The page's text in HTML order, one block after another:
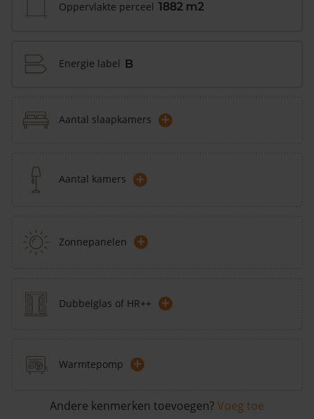
Oppervlakte perceel 1882 m2
Energie label B
Aantal slaapkamers +
Aantal kamers +
Zonnepanelen +
Dubbelglas of HR++ +
Warmtepomp +
Andere kenmerken toevoegen? Voeg toe